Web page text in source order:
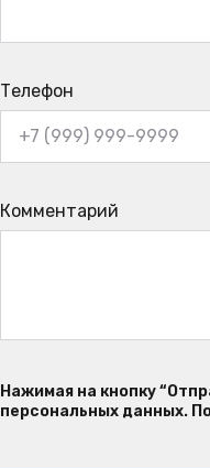
Телефон
Комментарий
Нажимая на кнопку
персональных данных.